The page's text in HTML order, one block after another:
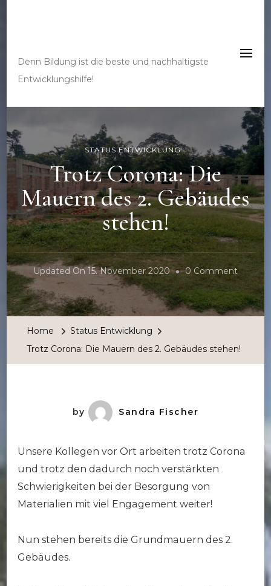
Denn Bildung ist die beste und nachhaltigste
Entwicklungshilfe!
STATUS ENTWICKLUNG
Trotz Corona: Die
Mauern des 2. Gebäudes
stehen!
Updated On 15. November 2020 0 CommentOn
Trotz
Corona:
Home
Status Entwicklung
Trotz Corona: Die Mauern des 2. Gebäudes stehen!
by Sandra Fischer
Unsere Kollegen vor Ort arbeiten trotz Corona
und trotz den dadurch noch verstärkten
Schwierigkeiten bei der Besorgung von
Materialien mit viel Engagement weiter!
Nun stehen bereits die Grundmauern des 2.
Gebäudes.